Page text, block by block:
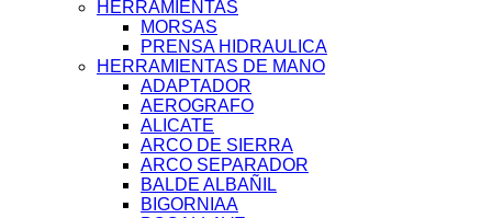
HERRAMIENTAS
MORSAS
PRENSA HIDRAULICA
HERRAMIENTAS DE MANO
ADAPTADOR
AEROGRAFO
ALICATE
ARCO DE SIERRA
ARCO SEPARADOR
BALDE ALBAÑIL
BIGORNIAA